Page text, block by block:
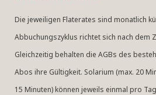
Die jeweiligen Flaterates sind monatlich
Abbuchungszyklus richtet sich nach dem
Gleichzeitig behalten die AGBs des
Abos ihre Gültigkeit. Solarium (max. 20
15 Minuten) können jeweils einmal pro